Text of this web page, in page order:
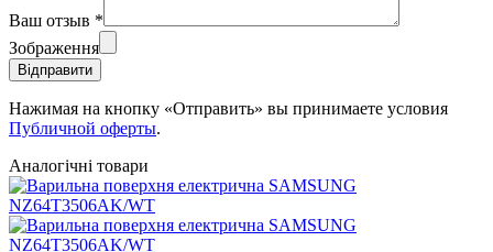
Ваш отзыв *
Зображення
Відправити
Нажимая на кнопку «Отправить» вы принимаете условия
Публичной оферты.
Аналогічні товари